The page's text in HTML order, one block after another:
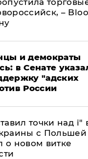
–
и демократы
в Сенате
"адских
России
точки над і"
с Польшей
о новом витке